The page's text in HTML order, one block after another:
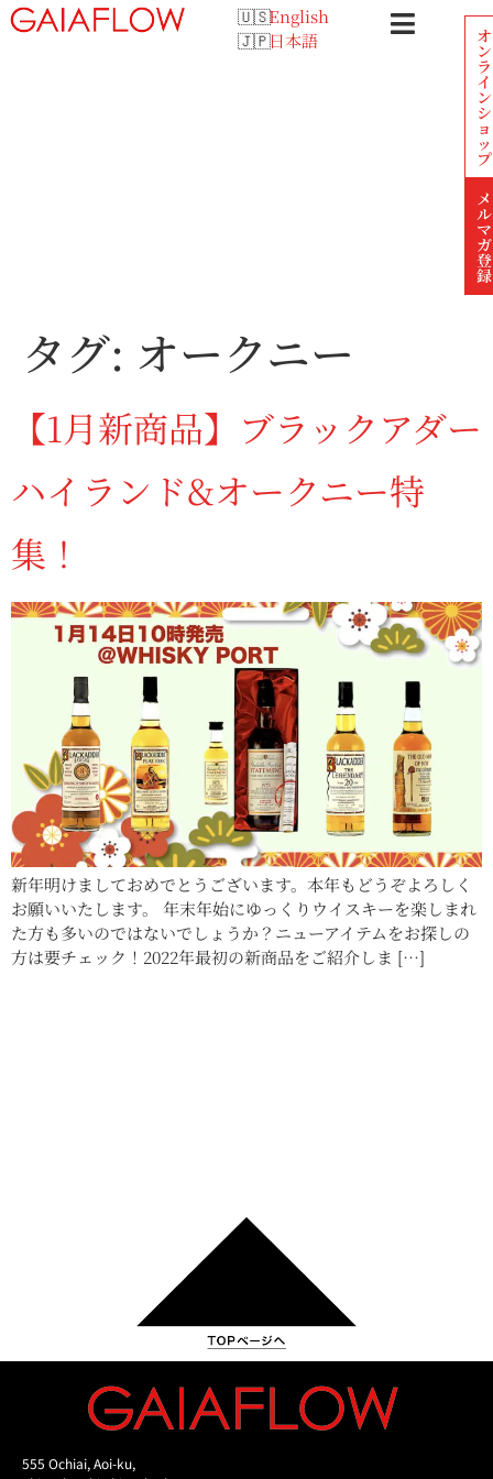
English
日本語
オ
ン
ラ
イ
ン
シ
ョ
ッ
プ
メ
ル
マ
ガ
登
録
タグ: オークニー
【1月新商品】ブラックアダー
ハイランド&オークニー特
集！
新年明けましておめでとうございます。本年もどうぞよろしく
お願いいたします。 年末年始にゆっくりウイスキーを楽しまれ
た方も多いのではないでしょうか？ニューアイテムをお探しの
方は要チェック！2022年最初の新商品をご紹介しま […]
555 Ochiai, Aoi-ku,